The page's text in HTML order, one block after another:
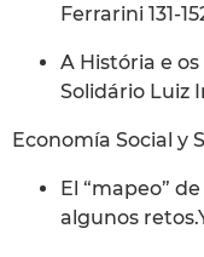
Ferrarini 131-
A História e
Solidário Luiz
Economía Social y
El “mapeo”
algunos